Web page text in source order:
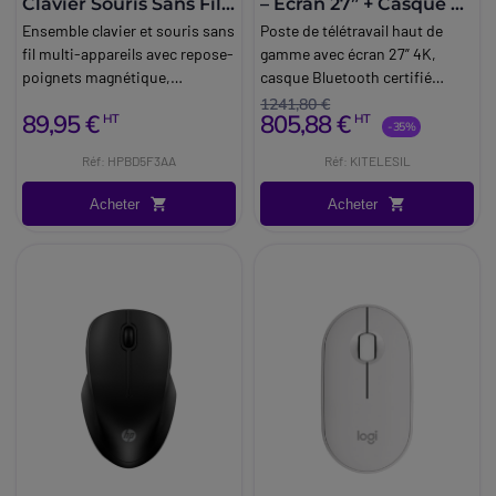
Repose Poignets
Ensemble clavier et souris sans
fil multi-appareils avec repose-
poignets magnétique,
touches programmables pour
89,95 € HT
Réf: HPBD5F3AA
Acheter
Webcam +
Clavier/Souris
Poste de télétravail haut de
gamme avec écran 27” 4K,
casque Bluetooth certifié
Teams, webcam Full HD
avancée et accessoires sans fil
1241,80 €
805,88 € HT -35%
Réf: KITELESIL
Acheter